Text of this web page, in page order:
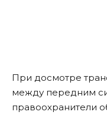
При досмотре
между передним
правоохранители